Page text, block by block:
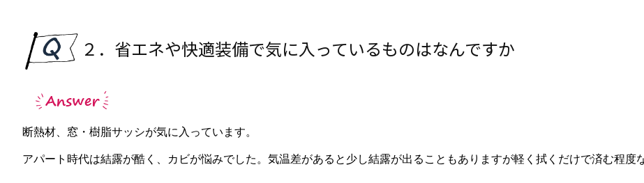
２．省エネや快適装備で気に入っているものはなんですか
断熱材、窓・樹脂サッシが気に入っています。
アパート時代は結露が酷く、カビが悩みでした。気温差があると少し結露が出ることもありますが軽く拭くだけで済む程度